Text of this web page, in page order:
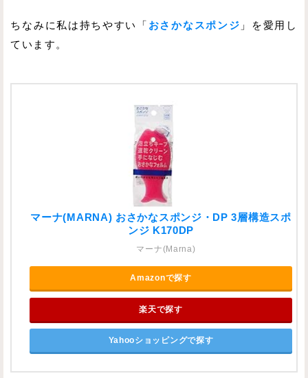
ちなみに私は持ちやすい「 おさかなスポンジ 」を愛用し
ています。
マーナ(MARNA) おさかなスポンジ・DP 3層構造スポ
ンジ K170DP
マーナ(Marna)
Amazonで探す
楽天で探す
Yahooショッピングで探す